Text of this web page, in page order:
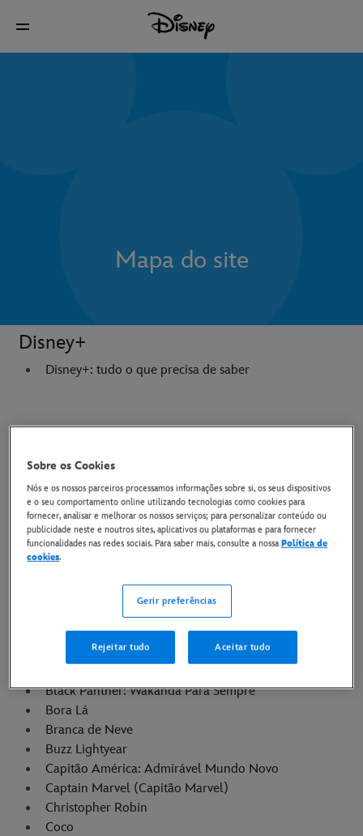
Mapa do site
Disney+
Disney+: tudo o que precisa de saber
Mickey e os seus amigos | Disney PT
Filmes
A Idade Do Gelo: Quase A Explodir!
Avatar: Fogo e Cinzas
Avatar: O Caminho Da Água
Black Panther: Wakanda Para Sempre
Bora Lá
Branca de Neve
Buzz Lightyear
Capitão América: Admirável Mundo Novo
Captain Marvel (Capitão Marvel)
Christopher Robin
Coco
Sobre os Cookies
Nós e os nossos parceiros processamos informações sobre si, os seus dispositivos
e o seu comportamento online utilizando tecnologias como cookies para
fornecer, analisar e melhorar os nossos serviços; para personalizar conteúdo ou
publicidade neste e noutros sites, aplicativos ou plataformas e para fornecer
funcionalidades nas redes sociais. Para saber mais, consulte a nossaPolítica de
cookies.
Gerir preferências
Rejeitar tudo Aceitar tudo